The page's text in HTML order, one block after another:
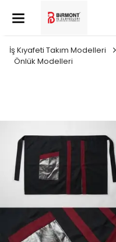
İş Kıyafeti Takım Modelleri
Önlük Modelleri